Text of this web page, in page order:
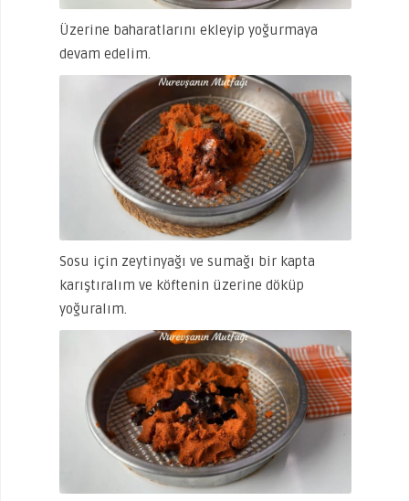
Üzerine baharatlarını ekleyip yoğurmaya
devam edelim.
Sosu için zeytinyağı ve sumağı bir kapta
karıştıralım ve köftenin üzerine döküp
yoğuralım.